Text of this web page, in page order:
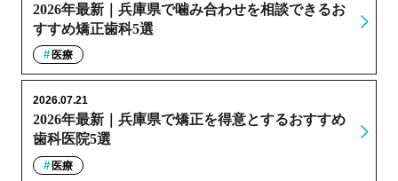
2026年最新｜兵庫県で噛み合わせを相談できるお
すすめ矯正歯科5選
医療
2026年最新｜兵庫県で矯正を得意とするおすすめ
歯科医院5選
2026.07.21
医療